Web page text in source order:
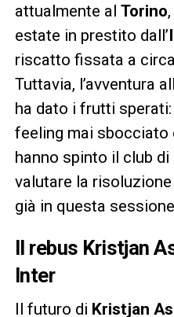
attualmente al Torino
estate in prestito dall’
riscatto fissata a
Tuttavia, l’avventura
ha dato i frutti
feeling mai sbocciato
hanno spinto il club di
valutare la
già in questa
Il rebus Kristjan
Inter
Il futuro di Kristjan